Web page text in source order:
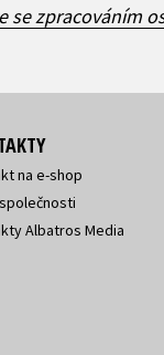
se zpracováním
na e-shop
Albatros Media